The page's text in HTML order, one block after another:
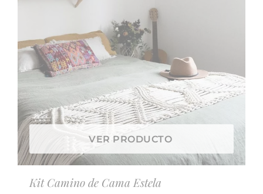
VER PRODUCTO
Kit Camino de Cama Estela